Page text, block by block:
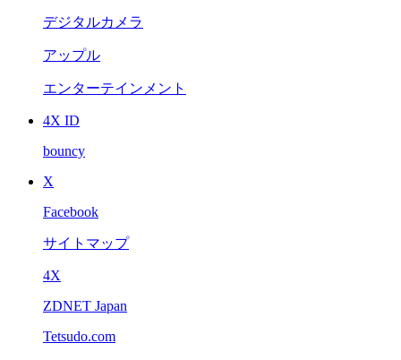
デジタルカメラ
アップル
エンターテインメント
4X ID
bouncy
X
Facebook
サイトマップ
4X
ZDNET Japan
Tetsudo.com